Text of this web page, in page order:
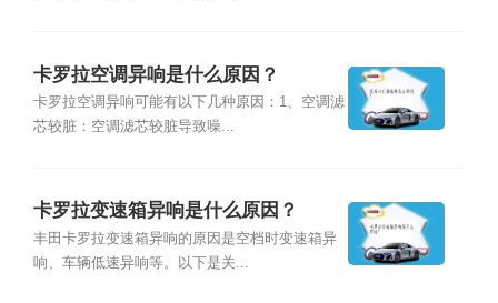
卡罗拉空调异响是什么原因？
卡罗拉空调异响可能有以下几种原因：1、空调滤
芯较脏：空调滤芯较脏导致噪...
卡罗拉变速箱异响是什么原因？
丰田卡罗拉变速箱异响的原因是空档时变速箱异
响、车辆低速异响等。以下是关...